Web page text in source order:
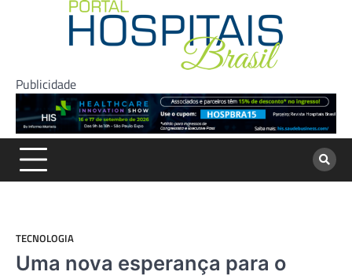
Publicidade
TECNOLOGIA
Uma nova esperança para o